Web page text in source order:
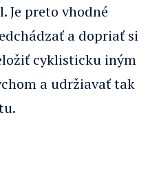
Je preto vhodné
a dopriať si
cyklisticku iným
a udržiavať tak